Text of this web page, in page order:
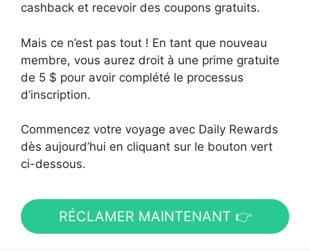
cashback et recevoir des coupons gratuits.
Mais ce n’est pas tout ! En tant que nouveau
membre, vous aurez droit à une prime gratuite
de 5 $ pour avoir complété le processus
d’inscription.
Commencez votre voyage avec Daily Rewards
dès aujourd’hui en cliquant sur le bouton vert
ci-dessous.
RÉCLAMER MAINTENANT 👉